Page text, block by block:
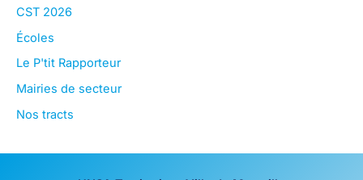
CST 2026
Écoles
Le P'tit Rapporteur
Mairies de secteur
Nos tracts